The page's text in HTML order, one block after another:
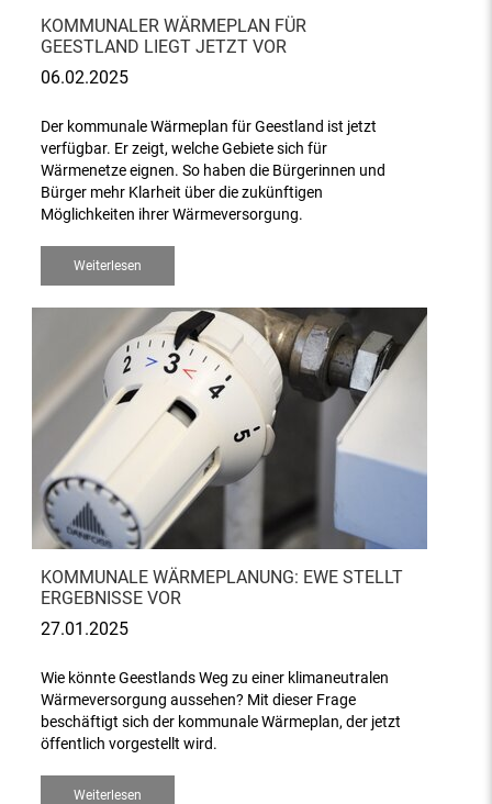
KOMMUNALER WÄRMEPLAN FÜR
GEESTLAND LIEGT JETZT VOR
06.02.2025
Der kommunale Wärmeplan für Geestland ist jetzt
verfügbar. Er zeigt, welche Gebiete sich für
Wärmenetze eignen. So haben die Bürgerinnen und
Bürger mehr Klarheit über die zukünftigen
Möglichkeiten ihrer Wärmeversorgung.
Weiterlesen
KOMMUNALE WÄRMEPLANUNG: EWE STELLT
ERGEBNISSE VOR
27.01.2025
Wie könnte Geestlands Weg zu einer klimaneutralen
Wärmeversorgung aussehen? Mit dieser Frage
beschäftigt sich der kommunale Wärmeplan, der jetzt
öffentlich vorgestellt wird.
Weiterlesen